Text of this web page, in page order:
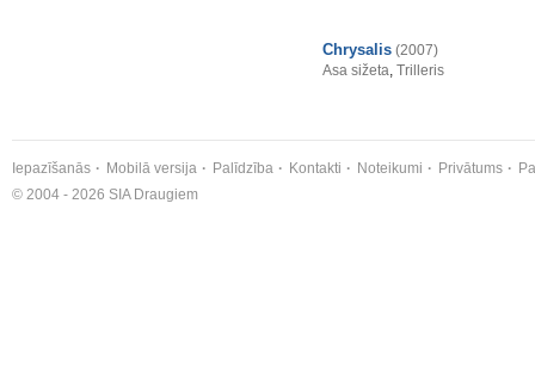
Chrysalis (2007)
Asa sižeta, Trilleris
Iepazīšanās Mobilā versija Palīdzība Kontakti Noteikumi Privātums
© 2004 - 2026 SIA Draugiem